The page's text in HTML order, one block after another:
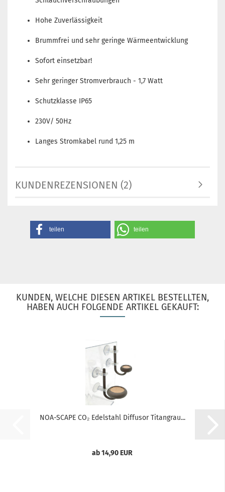
Hohe Zuverlässigkeit
Brummfrei und sehr geringe Wärmeentwicklung
Sofort einsetzbar!
Sehr geringer Stromverbrauch - 1,7 Watt
Schutzklasse IP65
230V/ 50Hz
Langes Stromkabel rund 1,25 m
KUNDENREZENSIONEN (2)
teilen teilen
KUNDEN, WELCHE DIESEN ARTIKEL BESTELLTEN,
HABEN AUCH FOLGENDE ARTIKEL GEKAUFT:
NOA-SCAPE CO₂ Edelstahl Diffusor Titangrau...
ab 14,90 EUR